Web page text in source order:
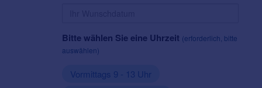
Bitte wählen Sie eine Uhrzeit (erforderlich, bitte
auswählen)
Vormittags 9 - 13 Uhr